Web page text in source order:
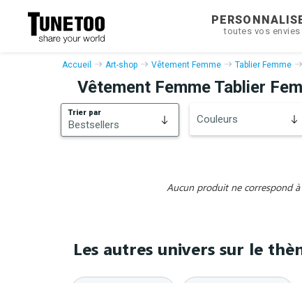
toutes vos envies
Accueil Art-shop Vêtement Femme Tablier Femme
Vêtement Femme Tablier
Trier par
Bestsellers Couleurs
Aucun produit ne correspond
Les autres univers sur le